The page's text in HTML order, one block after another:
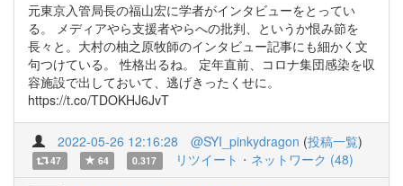
元東京入管局長の福山宏に学者がインタビューをとってい
る。 メディアやら支援者やらへの批判、というか恨み節を
長々と。大村の柚之原牧師のインタビュー記事にも細かく文
句つけている。 性格出るね。 定年直前、コロナ集団感染を収
容施設で出しておいて、逃げきったくせに。
https://t.co/TDOKHJ6JvT
2022-05-26 12:16:28 @SYI_pinkydragon (投稿一覧)
47 64 0.317 リツイート・ネットワーク (48)